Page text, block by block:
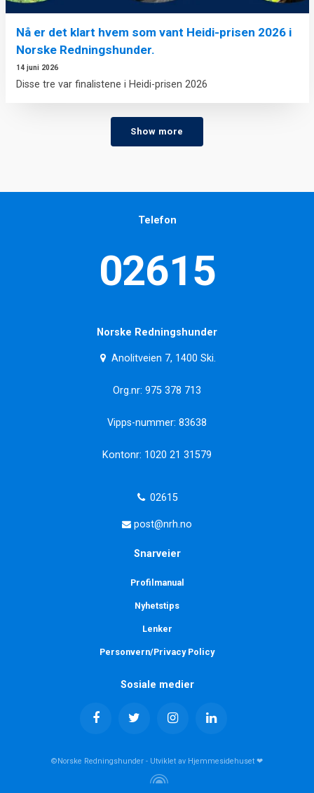
Nå er det klart hvem som vant Heidi-prisen 2026 i
Norske Redningshunder.
14 juni 2026
Disse tre var finalistene i Heidi-prisen 2026
Show more
Telefon
02615
Norske Redningshunder
Anolitveien 7, 1400 Ski.
Org.nr: 975 378 713
Vipps-nummer: 83638
Kontonr: 1020 21 31579
02615
post@nrh.no
Snarveier
Profilmanual
Nyhetstips
Lenker
Personvern/Privacy Policy
Sosiale medier
©Norske Redningshunder - Utviklet av Hjemmesidehuset ❤